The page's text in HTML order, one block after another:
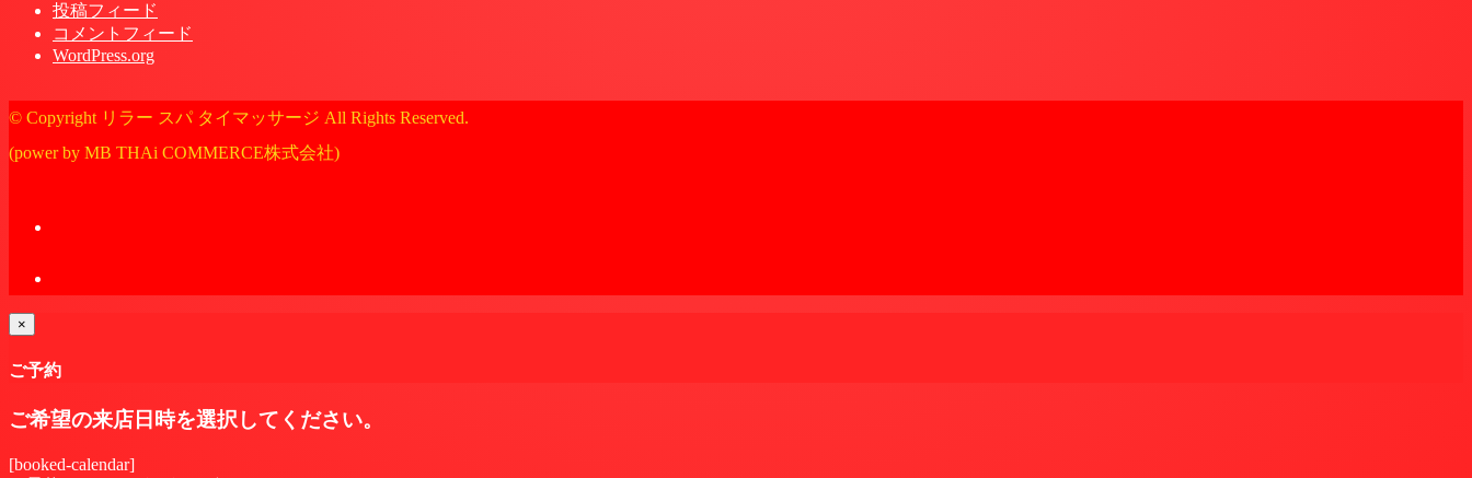
投稿フィード
コメントフィード
WordPress.org
© Copyright リラー スパ タイマッサージ All Rights Reserved.
(power by MB THAi COMMERCE株式会社)
×
ご予約
ご希望の来店日時を選択してください。
[booked-calendar]